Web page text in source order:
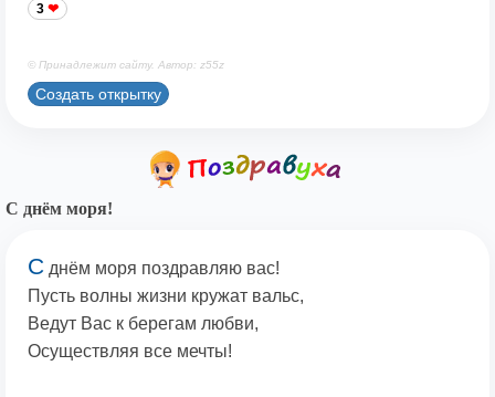
3
© Принадлежит сайту. Автор: z55z
Создать открытку
С днём моря!
С днём моря поздравляю вас!
Пусть волны жизни кружат вальс,
Ведут Вас к берегам любви,
Осуществляя все мечты!